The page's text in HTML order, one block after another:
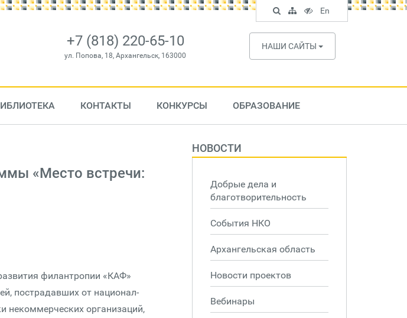
+7 (818) 220-65-10
ул. Попова, 18, Архангельск, 163000
НАШИ САЙТЫ
КОНТАКТЫ КОНКУРСЫ ОБРАЗОВАНИЕ
«Место встречи:
филантропии «КАФ»
пострадавших от национал-
некоммерческих организаций,
НОВОСТИ
Добрые дела и
благотворительность
События НКО
Архангельская область
Новости проектов
Вебинары
Поиск
по
сайту
Карта
сайта
Версия
для
слабовидящих
En
English